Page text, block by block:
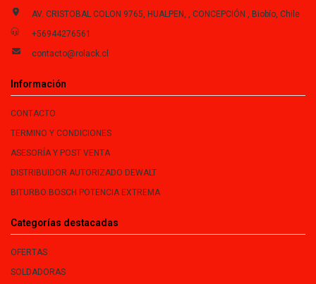
AV. CRISTOBAL COLON 9765, HUALPEN, , CONCEPCIÓN , Biobío, Chile
+56944276561
contacto@rolack.cl
Información
CONTACTO
TERMINO Y CONDICIONES
ASESORÍA Y POST VENTA
DISTRIBUIDOR AUTORIZADO DEWALT
BITURBO BOSCH POTENCIA EXTREMA
Categorías destacadas
OFERTAS
SOLDADORAS